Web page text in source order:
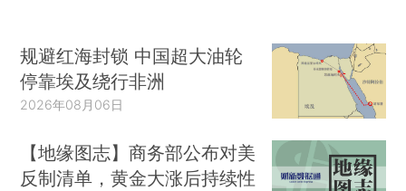
规避红海封锁 中国超大油轮
停靠埃及绕行非洲
2026年08月06日
【地缘图志】商务部公布对美
反制清单，黄金大涨后持续性